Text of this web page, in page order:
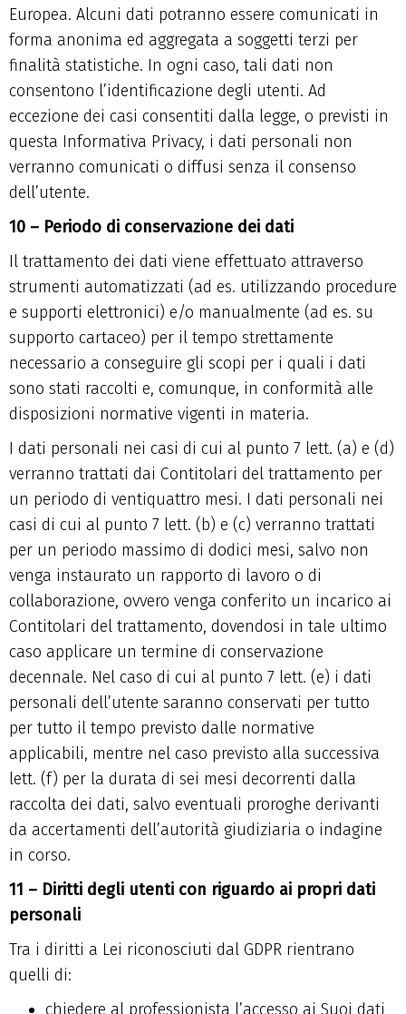
Europea. Alcuni dati potranno essere comunicati in
forma anonima ed aggregata a soggetti terzi per
finalità statistiche. In ogni caso, tali dati non
consentono l’identificazione degli utenti. Ad
eccezione dei casi consentiti dalla legge, o previsti in
questa Informativa Privacy, i dati personali non
verranno comunicati o diffusi senza il consenso
dell’utente.
10 – Periodo di conservazione dei dati
Il trattamento dei dati viene effettuato attraverso
strumenti automatizzati (ad es. utilizzando procedure
e supporti elettronici) e/o manualmente (ad es. su
supporto cartaceo) per il tempo strettamente
necessario a conseguire gli scopi per i quali i dati
sono stati raccolti e, comunque, in conformità alle
disposizioni normative vigenti in materia.
I dati personali nei casi di cui al punto 7 lett. (a) e (d)
verranno trattati dai Contitolari del trattamento per
un periodo di ventiquattro mesi. I dati personali nei
casi di cui al punto 7 lett. (b) e (c) verranno trattati
per un periodo massimo di dodici mesi, salvo non
venga instaurato un rapporto di lavoro o di
collaborazione, ovvero venga conferito un incarico ai
Contitolari del trattamento, dovendosi in tale ultimo
caso applicare un termine di conservazione
decennale. Nel caso di cui al punto 7 lett. (e) i dati
personali dell’utente saranno conservati per tutto
per tutto il tempo previsto dalle normative
applicabili, mentre nel caso previsto alla successiva
lett. (f) per la durata di sei mesi decorrenti dalla
raccolta dei dati, salvo eventuali proroghe derivanti
da accertamenti dell’autorità giudiziaria o indagine
in corso.
11 – Diritti degli utenti con riguardo ai propri dati
personali
Tra i diritti a Lei riconosciuti dal GDPR rientrano
quelli di:
chiedere al professionista l’accesso ai Suoi dati